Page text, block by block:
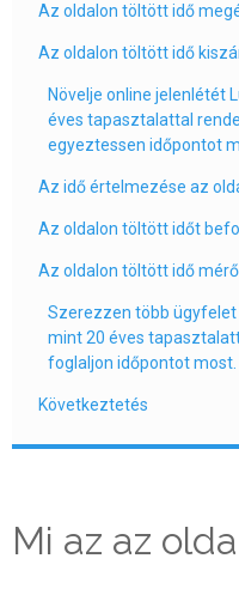
Az oldalon töltött idő
Az oldalon töltött idő
Növelje online jelenlétét
éves tapasztalattal
egyeztessen időpontot
Az idő értelmezése az
Az oldalon töltött időt
Az oldalon töltött idő
Szerezzen több ügyfelet
mint 20 éves
foglaljon időpontot most.
Következtetés
Mi az az